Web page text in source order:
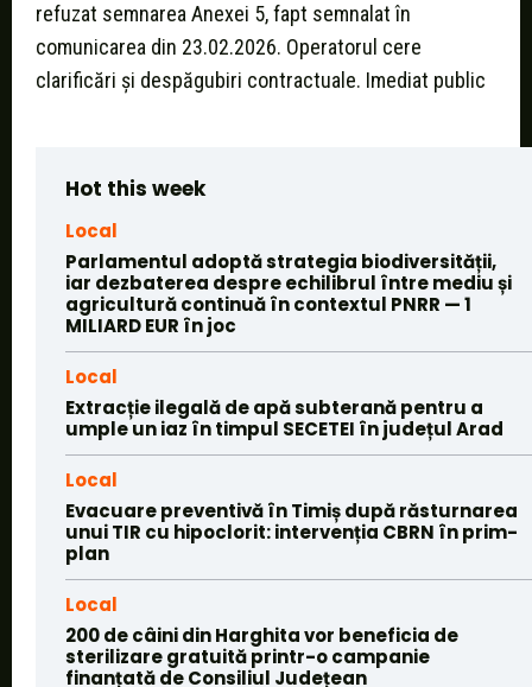
refuzat semnarea Anexei 5, fapt semnalat în
comunicarea din 23.02.2026. Operatorul cere
clarificări şi despăgubiri contractuale. Imediat public
Hot this week
Local
Parlamentul adoptă strategia biodiversității,
iar dezbaterea despre echilibrul între mediu și
agricultură continuă în contextul PNRR — 1
MILIARD EUR în joc
Local
Extracție ilegală de apă subterană pentru a
umple un iaz în timpul SECETEI în județul Arad
Local
Evacuare preventivă în Timiș după răsturnarea
unui TIR cu hipoclorit: intervenția CBRN în prim-
plan
Local
200 de câini din Harghita vor beneficia de
sterilizare gratuită printr-o campanie
finanțată de Consiliul Județean